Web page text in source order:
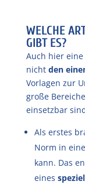
WELCHE
GIBT ES?
Auch hier
nicht den
Vorlagen zur
große
einsetzbar
Als erstes
Norm in
kann. Das
eines